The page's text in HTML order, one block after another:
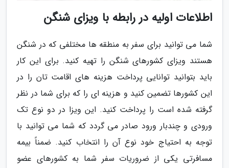
اطلاعات اولیه در رابطه با ویزای شنگن
شما می توانید برای سفر به منطقه ها مختلفی که در شنگن
هستند ویزای کشورهای شنگن را تهیه کنید. برای این کار
باید بتوانید توانایی پرداخت هزینه های اقامت تان را در
این کشورها تضمین کنید و هزینه ای را که برای شما در نظر
گرفته شده است را پرداخت کنید. این ویزا در دو نوع تک
ورودی و چندبار ورود صادر می گردد که شما می توانید با
توجه به احتیاج خود نوع آن را انتخاب کنید. ضمناً بیمه
مسافرتی یکی از ضروریات سفر شما به کشورهای عضو